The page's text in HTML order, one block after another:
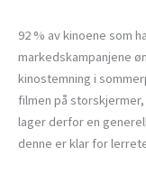
92 % av kinoene som
markedskampanjene
kinostemning i
filmen på
lager derfor en
denne er klar for